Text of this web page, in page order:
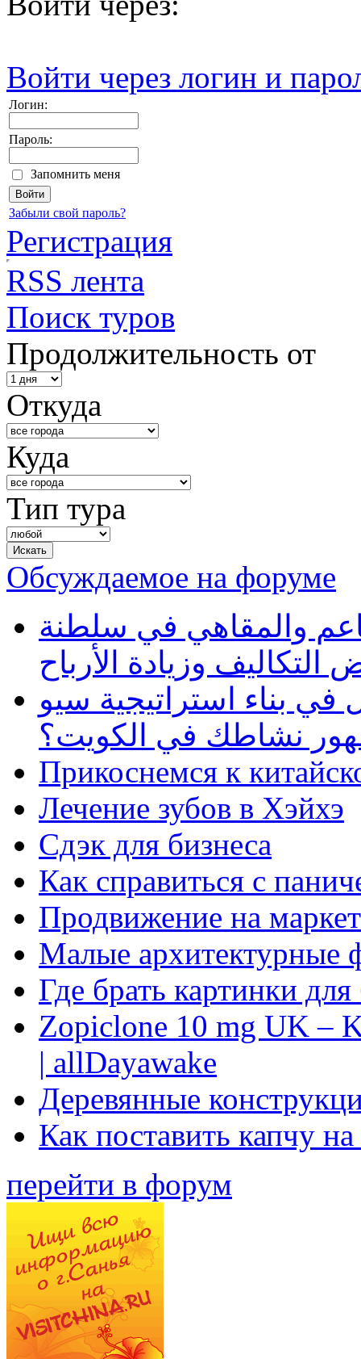
Войти через логин и
Логин:
Пароль:
Запомнить меня
Забыли свой пароль?
Регистрация
RSS лента
Поиск туров
Продолжительность от
Откуда
Куда
Тип тура
Обсуждаемое на форуме
والمقاهي في سلطنة
وزيادة الأرباح
بناء استراتيجية سيو
نشاطك في الكويت؟
Прикоснемся к
Лечение зубов в Хэйхэ
Сдэк для бизнеса
Как справиться с
Продвижение на
Малые архитектурные
Где брать картинки
Zopiclone 10 mg UK –
| allDayawake
Деревянные
Как поставить капчу
перейти в форум